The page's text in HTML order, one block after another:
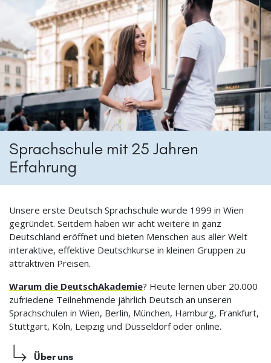
Sprachschule mit 25 Jahren
Erfahrung
Unsere erste Deutsch Sprachschule wurde 1999 in Wien
gegründet. Seitdem haben wir acht weitere in ganz
Deutschland eröffnet und bieten Menschen aus aller Welt
interaktive, effektive Deutschkurse in kleinen Gruppen zu
attraktiven Preisen.
Warum die DeutschAkademie? Heute lernen über 20.000
zufriedene Teilnehmende jährlich Deutsch an unseren
Sprachschulen in Wien, Berlin, München, Hamburg, Frankfurt,
Stuttgart, Köln, Leipzig und Düsseldorf oder online.
Über uns